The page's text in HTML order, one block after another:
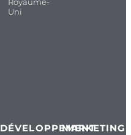
Royaume-
Uni
DÉVELOPPEMENT
MARKETING